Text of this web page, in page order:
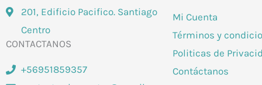
201, Edificio Pacifico. Santiago
Centro
CONTACTANOS
+56951859357
Mi Cuenta
Términos y
Politicas de
Contáctanos